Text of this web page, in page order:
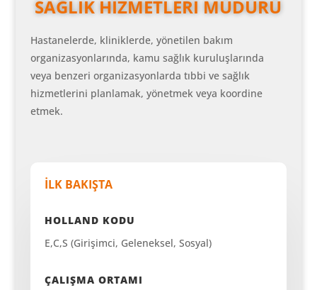
SAĞLIK HİZMETLERİ MÜDÜRÜ
Hastanelerde, kliniklerde, yönetilen bakım
organizasyonlarında, kamu sağlık kuruluşlarında
veya benzeri organizasyonlarda tıbbi ve sağlık
hizmetlerini planlamak, yönetmek veya koordine
etmek.
İLK BAKIŞTA
HOLLAND KODU
E,C,S (Girişimci, Geleneksel, Sosyal)
ÇALIŞMA ORTAMI